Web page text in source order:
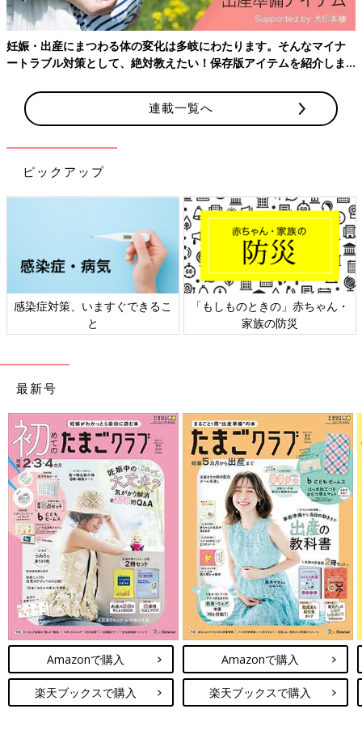
妊娠・出産にまつわる体の変化は多岐にわたります。そんなマイナ
ートラブル対策として、絶対教えたい！保存版アイテムを紹介しま
連載一覧へ
ピックアップ
感染症対策、いますぐできるこ
と
「もしものときの」赤ちゃん・
家族の防災
最新号
Amazonで購入
楽天ブックスで購入
Amazonで購入
楽天ブックスで購入